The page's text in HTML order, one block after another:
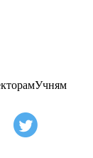
Учням